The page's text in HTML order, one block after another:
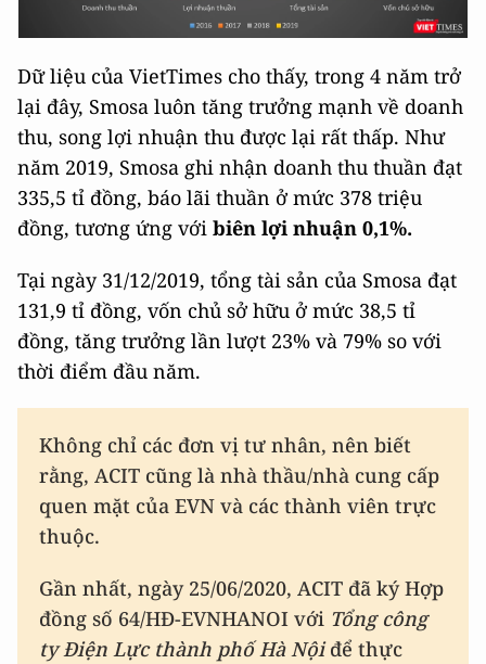
Dữ liệu của VietTimes cho thấy, trong 4 năm trở
lại đây, Smosa luôn tăng trưởng mạnh về doanh
thu, song lợi nhuận thu được lại rất thấp. Như
năm 2019, Smosa ghi nhận doanh thu thuần đạt
335,5 tỉ đồng, báo lãi thuần ở mức 378 triệu
đồng, tương ứng với biên lợi nhuận 0,1%.
Tại ngày 31/12/2019, tổng tài sản của Smosa đạt
131,9 tỉ đồng, vốn chủ sở hữu ở mức 38,5 tỉ
đồng, tăng trưởng lần lượt 23% và 79% so với
thời điểm đầu năm.
Không chỉ các đơn vị tư nhân, nên biết
rằng, ACIT cũng là nhà thầu/nhà cung cấp
quen mặt của EVN và các thành viên trực
thuộc.
Gần nhất, ngày 25/06/2020, ACIT đã ký Hợp
đồng số 64/HĐ-EVNHANOI với Tổng công
ty Điện Lực thành phố Hà Nộiđể thực